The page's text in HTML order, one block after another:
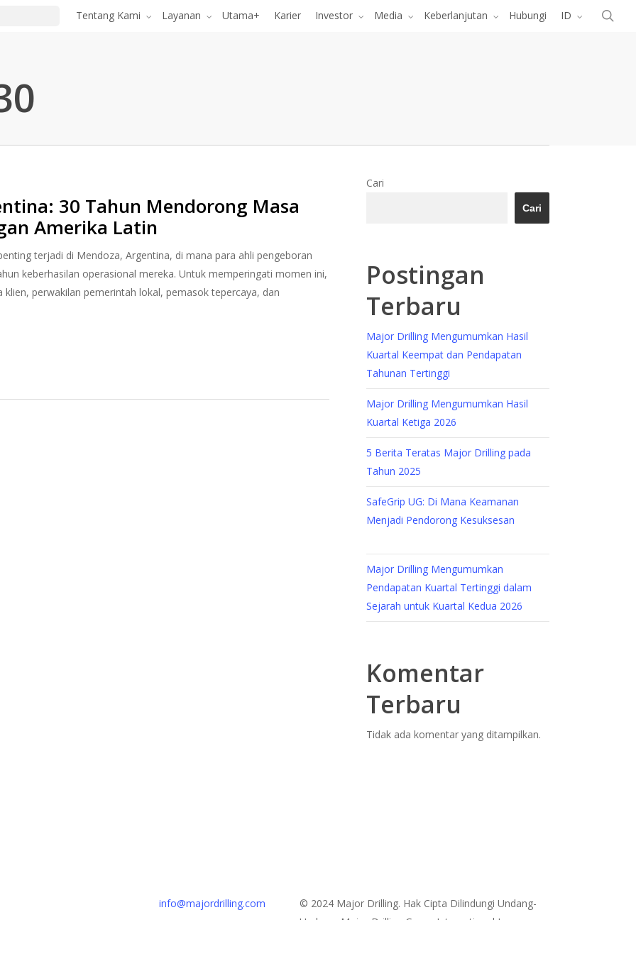
Tentang Kami Layanan Utama+ Karier Investor Media Keberlanjutan Hubungi ID
30 Tahun Mendorong Masa
Amerika Latin
terjadi di Mendoza, Argentina, di mana para ahli pengeboran
keberhasilan operasional mereka. Untuk memperingati momen ini,
perwakilan pemerintah lokal, pemasok tepercaya, dan
Cari
Cari
Postingan
Terbaru
Major Drilling Mengumumkan Hasil
Kuartal Keempat dan Pendapatan
Tahunan Tertinggi
Major Drilling Mengumumkan Hasil
Kuartal Ketiga 2026
5 Berita Teratas Major Drilling pada
Tahun 2025
SafeGrip UG: Di Mana Keamanan
Menjadi Pendorong Kesuksesan
Major Drilling Mengumumkan
Pendapatan Kuartal Tertinggi dalam
Sejarah untuk Kuartal Kedua 2026
Komentar
Terbaru
Tidak ada komentar yang ditampilkan.
info@majordrilling.com
© 2024 Major Drilling. Hak Cipta Dilindungi Undang-
Undang, Major Drilling Group International Inc.
Menu